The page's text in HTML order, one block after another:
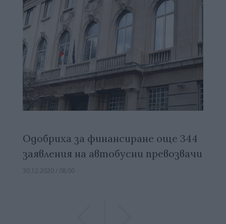
Одобриха за финансиране още 344
заявления на автобусни превозвачи
30.12.2020 / 08:00